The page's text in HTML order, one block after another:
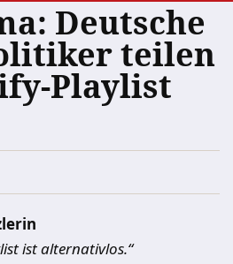
Deutsche
teilen
Playlist
ist alternativlos.“